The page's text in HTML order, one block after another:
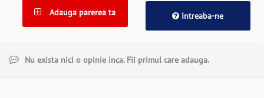
Adauga parerea ta Intreaba-ne
Nu exista nici o opinie inca. Fii primul care adauga.